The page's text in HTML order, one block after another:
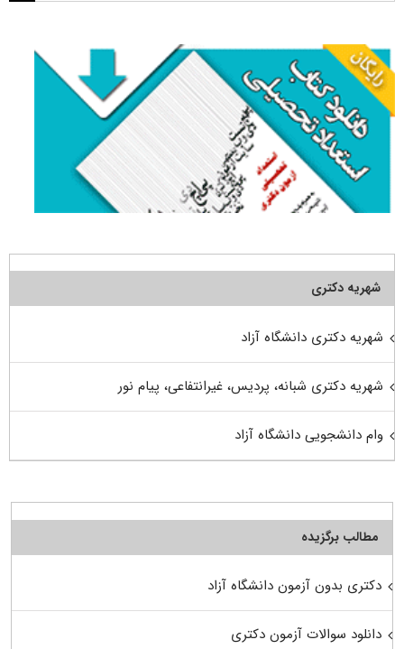
شهریه دکتری
شهریه دکتری دانشگاه آزاد
شهریه دکتری شبانه، پردیس، غیرانتفاعی، پیام نور
وام دانشجویی دانشگاه آزاد
مطالب برگزیده
دکتری بدون آزمون دانشگاه آزاد
دانلود سوالات آزمون دکتری